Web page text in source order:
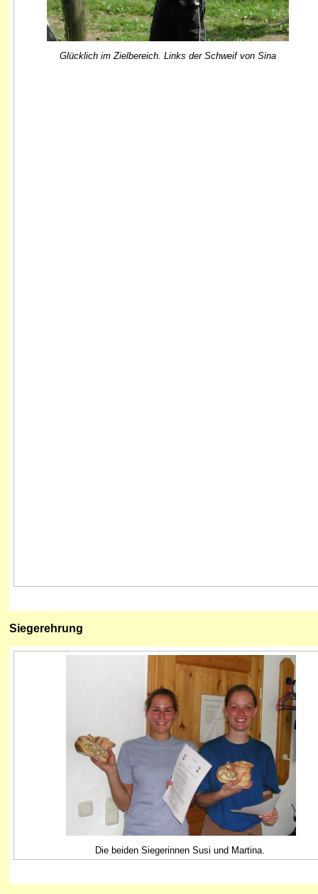
Glücklich im Zielbereich. Links der Schweif von Sina
Siegerehrung
Die beiden Siegerinnen Susi und Martina.